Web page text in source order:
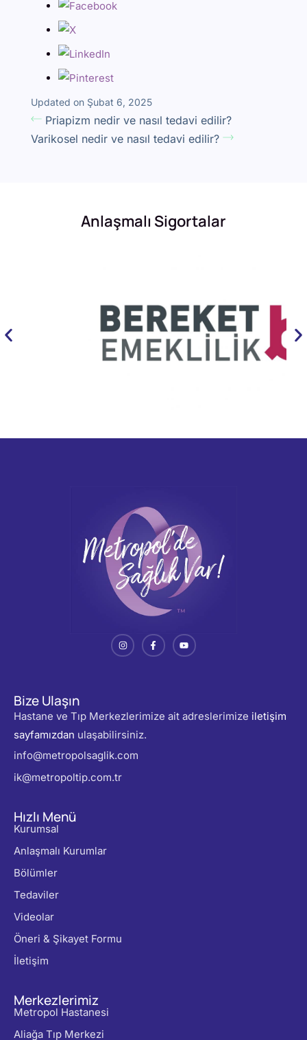
Updated on Şubat 6, 2025
Priapizm nedir ve nasıl tedavi edilir?
Varikosel nedir ve nasıl tedavi edilir?
Anlaşmalı Sigortalar
Bize Ulaşın
Hastane ve Tıp Merkezlerimize ait adreslerimize iletişim
sayfamızdan ulaşabilirsiniz.
info@metropolsaglik.com
ik@metropoltip.com.tr
Hızlı Menü
Kurumsal
Anlaşmalı Kurumlar
Bölümler
Tedaviler
Videolar
Öneri & Şikayet Formu
İletişim
Merkezlerimiz
Metropol Hastanesi
Aliağa Tıp Merkezi